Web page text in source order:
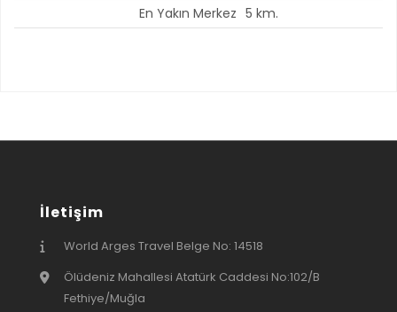
En Yakın Merkez 5 km.
İletişim
World Arges Travel Belge No: 14518
Ölüdeniz Mahallesi Atatürk Caddesi No:102/B
Fethiye/Muğla